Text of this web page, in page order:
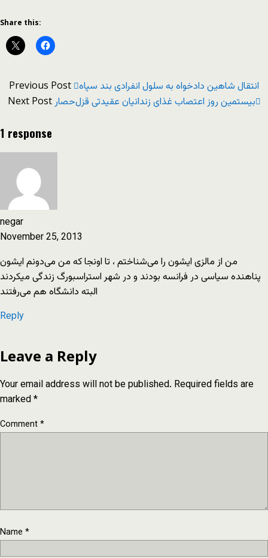
Share this:
Previous Post انتقال شاهین دادخواه به سلول انفرادی بند سپاه
Next Postبیستمین روز اعتصاب غذای زندانیان عقیدتی قزل‌حصار
1 response
negar
November 25, 2013
من از مالزی ایشون را می‌شناختم ، تا اونجا که من می‌دونم ایشون
پناهنده سیاسی در فرانسه بودند و در شهر استراسبورگ زندگی‌ میکردند
البته دانشگاه هم می‌رفتند
Reply
Leave a Reply
Your email address will not be published. Required fields are
marked*
Comment*
Name *